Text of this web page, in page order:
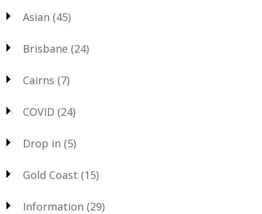
Asian (45)
Brisbane (24)
Cairns (7)
COVID (24)
Drop in (5)
Gold Coast (15)
Information (29)